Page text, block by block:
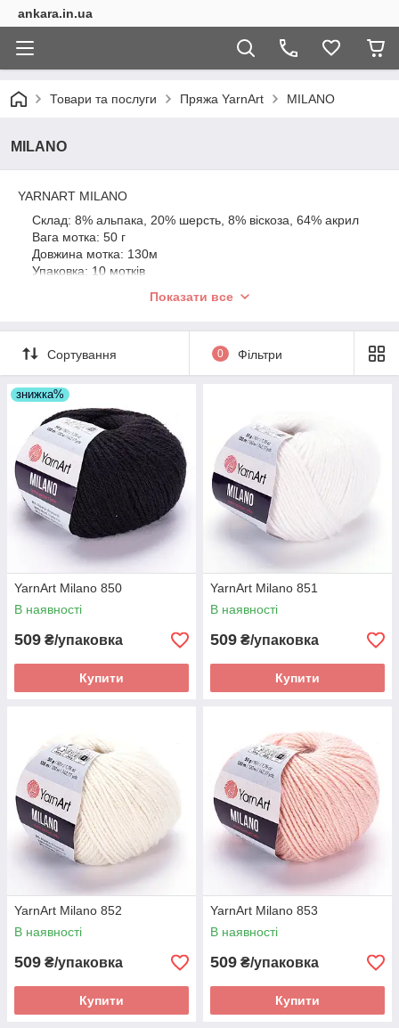
ankara.in.ua
Товари та послуги Пряжа YarnArt MILANO
MILANO
YARNART MILANO
Склад: 8% альпака, 20% шерсть, 8% віскоза, 64% акрил
Вага мотка: 50 г
Довжина мотка: 130м
Упаковка: 10 мотків
Показати все
Сортування 0 Фільтри
знижка%
YarnArt Milano 850
В наявності
509 ₴/упаковка
Купити
YarnArt Milano 851
В наявності
509 ₴/упаковка
Купити
YarnArt Milano 852
В наявності
509 ₴/упаковка
Купити
YarnArt Milano 853
В наявності
509 ₴/упаковка
Купити